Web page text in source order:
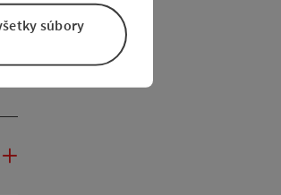
súbory